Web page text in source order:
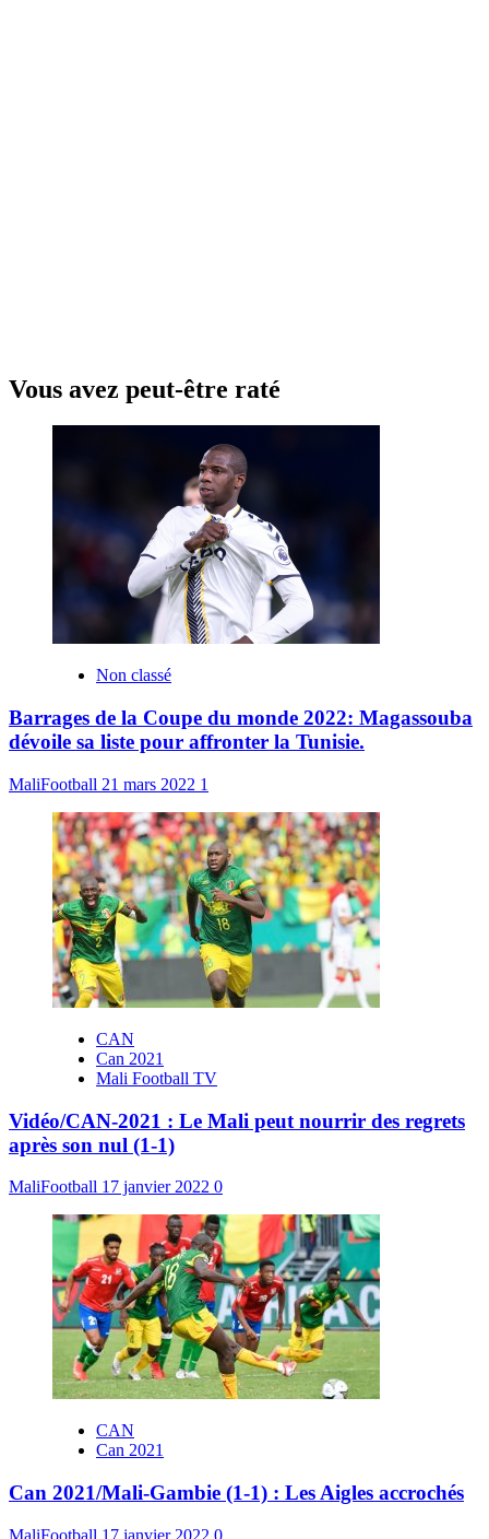
Vous avez peut-être raté
Non classé
Barrages de la Coupe du monde 2022: Magassouba
dévoile sa liste pour affronter la Tunisie.
MaliFootball 21 mars 2022 1
CAN
Can 2021
Mali Football TV
Vidéo/CAN-2021 : Le Mali peut nourrir des regrets
après son nul (1-1)
MaliFootball 17 janvier 2022 0
CAN
Can 2021
Can 2021/Mali-Gambie (1-1) : Les Aigles accrochés
MaliFootball 17 janvier 2022 0